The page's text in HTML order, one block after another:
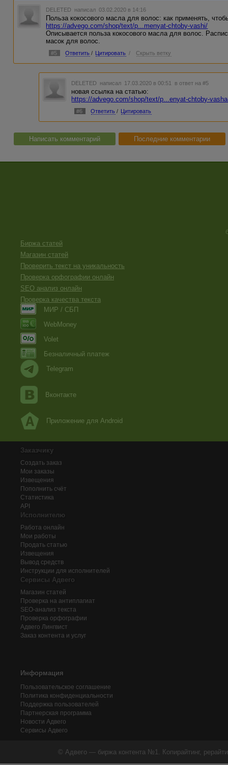
DELETED написал 03.02.2020 в 14:16
Польза кокосового масла для волос: как применять,
https://advego.com/shop/text/p...menyat-chtoby-vashi/
Описывается польза кокосового масла для волос.
масок для волос.
#5 Ответить / Цитировать / Скрыть ветку
DELETED написал 17.03.2020 в 00:51 в ответ на #5
новая ссылка на статью:
https://advego.com/shop/text/p...enyat-chtoby-
#6 Ответить / Цитировать
Написать комментарий Последние комментарии
Биржа статей
Магазин статей
Проверить текст на уникальность
Проверка орфографии онлайн
SEO анализ онлайн
Проверка качества текста
МИР / СБП
WebMoney
Volet
Безналичный платеж
Telegram
Вконтакте
Приложение для Android
Заказчику
Создать заказ
Мои заказы
Извещения
Пополнить счёт
Статистика
API
Исполнителю
Работа онлайн
Мои работы
Продать статью
Извещения
Вывод средств
Инструкции для исполнителей
Сервисы Адвего
Магазин статей
Проверка на антиплагиат
SEO-анализ текста
Проверка орфографии
Адвего Лингвист
Заказ контента и услуг
Информация
Пользовательское соглашение
Политика конфиденциальности
Поддержка пользователей
Партнерская программа
Новости Адвего
Сервисы Адвего
© Адвего — биржа контента №1. Копирайтинг,